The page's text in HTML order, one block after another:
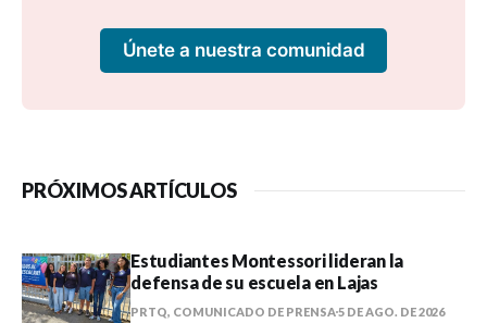
Únete a nuestra comunidad
PRÓXIMOS ARTÍCULOS
Estudiantes Montessori lideran la
defensa de su escuela en Lajas
PRTQ, COMUNICADO DE PRENSA5 DE AGO. DE 2026